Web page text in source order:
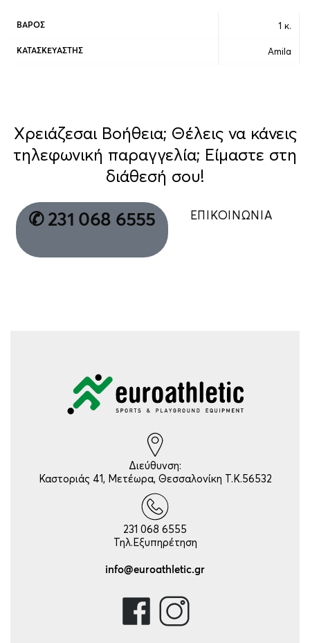
ΒΆΡΟΣ 1 κ.
ΚΑΤΑΣΚΕΥΑΣΤΉΣ Amila
Χρειάζεσαι Βοήθεια; Θέλεις να κάνεις
τηλεφωνική παραγγελία; Είμαστε στη
διάθεσή σου!
✆ 231 068 6555 ΕΠΙΚΟΙΝΩΝΙΑ
Διεύθυνση:
Καστοριάς 41, Μετέωρα, Θεσσαλονίκη Τ.Κ.56532
231 068 6555
Τηλ.Εξυπηρέτηση
info@euroathletic.gr